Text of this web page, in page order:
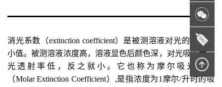
消光系数（extinction coefficient）是被测溶液对光的吸收大
小值。被测溶液浓度高，溶液显色后颜色深，对光吸收大，
光透射率低，反之就小。它也称为摩尔吸光系数
（Molar Extinction Coefficient）,是指浓度为1摩尔/升时的吸